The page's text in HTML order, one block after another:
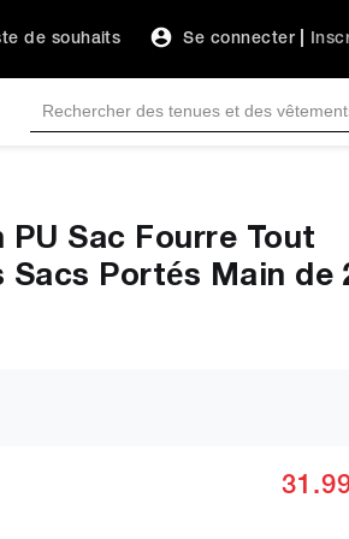
de souhaits Se connecter
PU Sac Fourre Tout
Sacs Portés Main de